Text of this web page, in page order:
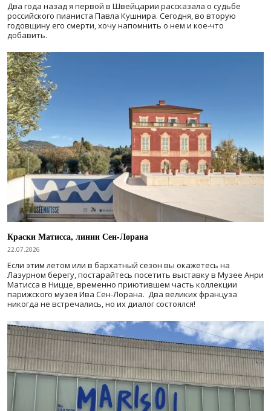
Два года назад я первой в Швейцарии рассказала о судьбе
российского пианиста Павла Кушнира. Сегодня, во вторую
годовщину его смерти, хочу напомнить о нем и кое-что
добавить.
Краски Матисса, линии Сен-Лорана
22.07.2026
Если этим летом или в бархатный сезон вы окажетесь на
Лазурном берегу, постарайтесь посетить выставку в Музее Анри
Матисса в Ницце, временно приютившем часть коллекции
парижского музея Ива Сен-Лорана. Два великих француза
никогда не встречались, но их диалог состоялся!